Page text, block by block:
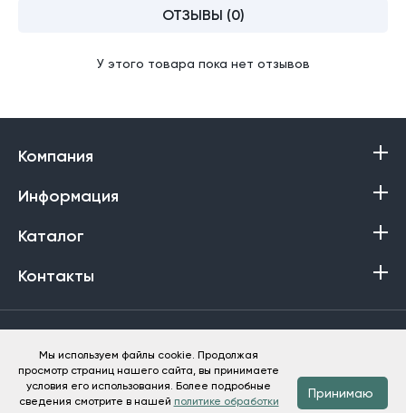
ОТЗЫВЫ (0)
У этого товара пока нет отзывов
Компания
Информация
Каталог
Контакты
Баракат-Текс © 2013-2026
Мы используем файлы cookie. Продолжая
просмотр страниц нашего сайта, вы принимаете
условия его использования. Более подробные
сведения смотрите в нашей политике обработки
Принимаю